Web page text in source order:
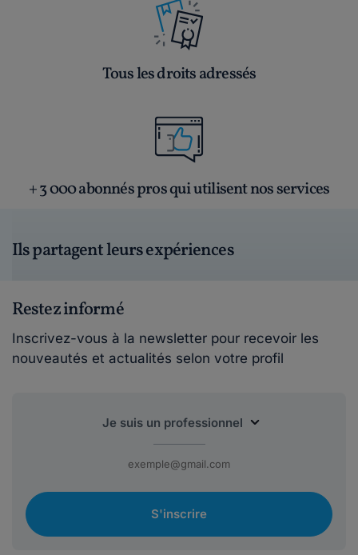
Tous les droits adressés
+ 3 000 abonnés pros qui utilisent nos services
Ils partagent leurs expériences
Restez informé
Inscrivez-vous à la newsletter pour recevoir les
nouveautés et actualités selon votre profil
S'inscrire